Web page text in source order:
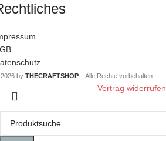
by THECRAFTSHOP – Alle Rechte vorbehalten
Vertrag widerrufen